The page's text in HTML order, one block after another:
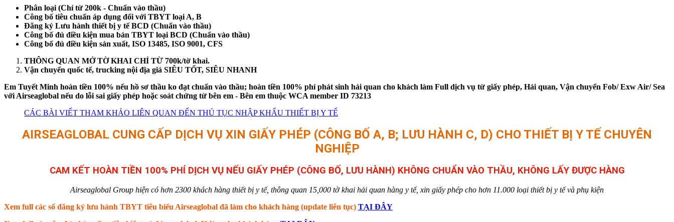
Phân loại (Chỉ từ 200k - Chuẩn vào thầu)
Công bố tiêu chuẩn áp dụng đối với TBYT loại A, B
Đăng ký Lưu hành thiết bị y tế BCD (Chuẩn vào thầu)
Công bố đủ điều kiện mua bán TBYT loại BCD (Chuẩn vào thầu)
Công bố đủ điều kiện sản xuất, ISO 13485, ISO 9001, CFS
THÔNG QUAN MỞ TỜ KHAI CHỈ TỪ 700k/tờ khai.
Vận chuyển quốc tế, trucking nội địa giá SIÊU TỐT, SIÊU NHANH
Em Tuyết Minh hoàn tiền 100% nếu hồ sơ thầu ko đạt chuẩn vào thầu; hoàn tiền 100% phí phát sinh hải quan cho khách làm Full dịch vụ từ giấy phép, Hải quan, Vận chuyển Fob/ Exw Air/ Sea
với Airseaglobal nếu do lỗi sai giấy phép hoặc soát chứng từ bên em - Bên em thuộc WCA member ID 73213
CÁC BÀI VIẾT THAM KHẢO LIÊN QUAN ĐẾN THỦ TỤC NHẬP KHẨU THIẾT BỊ Y TẾ
AIRSEAGLOBAL CUNG CẤP DỊCH VỤ XIN GIẤY PHÉP (CÔNG BỐ A, B; LƯU HÀNH C, D) CHO THIẾT BỊ Y TẾ CHUYÊN
NGHIỆP
CAM KẾT HOÀN TIỀN 100% PHÍ DỊCH VỤ NẾU GIẤY PHÉP (CÔNG BỐ, LƯU HÀNH) KHÔNG CHUẨN VÀO THẦU, KHÔNG LẤY ĐƯỢC HÀNG
Airseaglobal Group hiện có hơn 2300 khách hàng thiết bị y tế, thông quan 15,000 tờ khai hải quan hàng y tế, xin giấy phép cho hơn 11.000 loại thiết bị y tế và phụ kiện
Xem full các số đăng ký lưu hành TBYT tiêu biểu Airseaglobal đã làm cho khách hàng (update liên tục) TẠI ĐÂY